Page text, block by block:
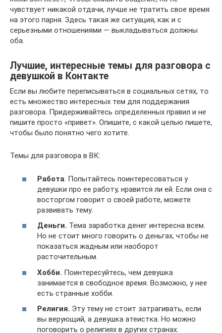
чувствует никакой отдачи, лучше не тратить свое время
на этого парня. Здесь такая же ситуация, как и с
серьезными отношениями — выкладываться должны
оба.
Лучшие, интересные темы для разговора с
девушкой в Контакте
Если вы любите переписываться в социальных сетях, то
есть множество интересных тем для поддержания
разговора. Придерживайтесь определенных правил и не
пишите просто «привет». Опишите, с какой целью пишете,
чтобы было понятно чего хотите.
Темы для разговора в ВК:
Работа . Попытайтесь поинтересоваться у
девушки про ее работу, нравится ли ей. Если она с
восторгом говорит о своей работе, можете
развивать тему.
Деньги. Тема заработка денег интересна всем.
Но не стоит много говорить о деньгах, чтобы не
показаться жадным или наоборот
расточительным.
Хобби. Поинтересуйтесь, чем девушка
занимается в свободное время. Возможно, у нее
есть странные хобби.
Религия. Эту тему не стоит затрагивать, если
вы верующий, а девушка атеистка. Но можно
поговорить о религиях в других странах.